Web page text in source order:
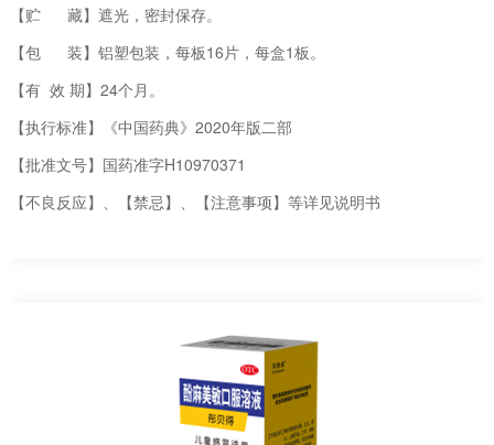
【贮 藏】遮光，密封保存。
【包 装】铝塑包装，每板16片，每盒1板。
【有 效 期】24个月。
【执行标准】《中国药典》2020年版二部
【批准文号】国药准字H10970371
【不良反应】、【禁忌】、【注意事项】等详见说明书